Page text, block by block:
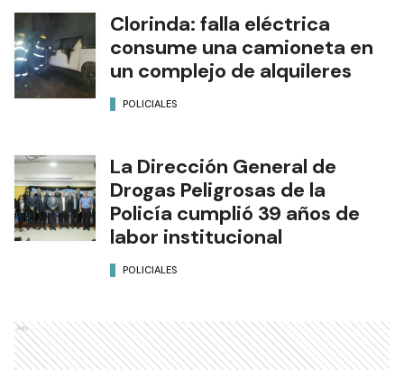
Clorinda: falla eléctrica
consume una camioneta en
un complejo de alquileres
POLICIALES
La Dirección General de
Drogas Peligrosas de la
Policía cumplió 39 años de
labor institucional
POLICIALES
Ads